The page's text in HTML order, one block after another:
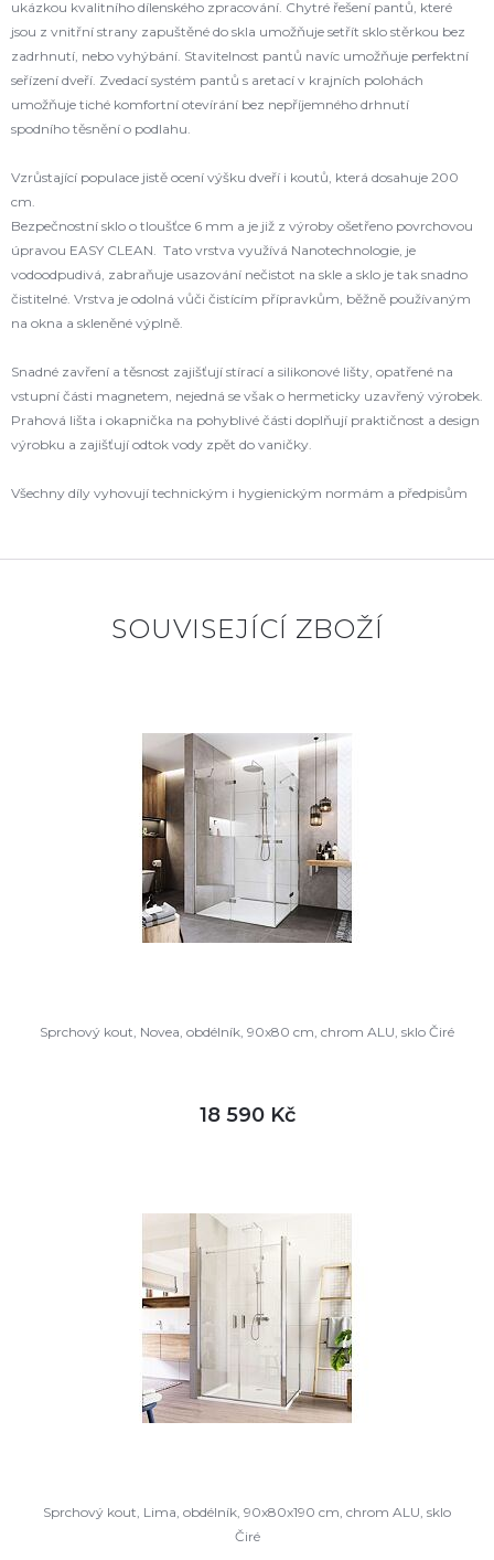
ukázkou kvalitního dílenského zpracování. Chytré řešení pantů, které
jsou z vnitřní strany zapuštěné do skla umožňuje setřít sklo stěrkou bez
zadrhnutí, nebo vyhýbání. Stavitelnost pantů navíc umožňuje perfektní
seřízení dveří. Zvedací systém pantů s aretací v krajních polohách
umožňuje tiché komfortní otevírání bez nepříjemného drhnutí
spodního těsnění o podlahu.
Vzrůstající populace jistě ocení výšku dveří i koutů, která dosahuje 200
cm.
Bezpečnostní sklo o tloušťce 6 mm a je již z výroby ošetřeno povrchovou
úpravou EASY CLEAN. Tato vrstva využívá Nanotechnologie, je
vodoodpudivá, zabraňuje usazování nečistot na skle a sklo je tak snadno
čistitelné. Vrstva je odolná vůči čistícím přípravkům, běžně používaným
na okna a skleněné výplně.
Snadné zavření a těsnost zajišťují stírací a silikonové lišty, opatřené na
vstupní části magnetem, nejedná se však o hermeticky uzavřený výrobek.
Prahová lišta i okapnička na pohyblivé části doplňují praktičnost a design
výrobku a zajišťují odtok vody zpět do vaničky.
Všechny díly vyhovují technickým i hygienickým normám a předpisům
SOUVISEJÍCÍ ZBOŽÍ
Sprchový kout, Novea, obdélník, 90x80 cm, chrom ALU, sklo Čiré
18 590 Kč
Sprchový kout, Lima, obdélník, 90x80x190 cm, chrom ALU, sklo
Čiré